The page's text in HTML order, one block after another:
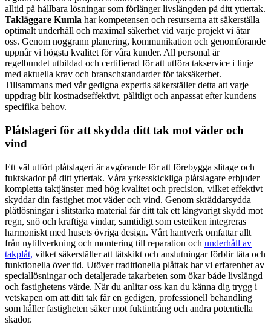
alltid på hållbara lösningar som förlänger livslängden på ditt yttertak.
Takläggare Kumla har kompetensen och resurserna att säkerställa
optimalt underhåll och maximal säkerhet vid varje projekt vi åtar
oss. Genom noggrann planering, kommunikation och genomförande
uppnår vi högsta kvalitet för våra kunder. All personal är
regelbundet utbildad och certifierad för att utföra takservice i linje
med aktuella krav och branschstandarder för taksäkerhet.
Tillsammans med vår gedigna expertis säkerställer detta att varje
uppdrag blir kostnadseffektivt, pålitligt och anpassat efter kundens
specifika behov.
Plåtslageri för att skydda ditt tak mot väder och
vind
Ett väl utfört plåtslageri är avgörande för att förebygga slitage och
fuktskador på ditt yttertak. Våra yrkesskickliga plåtslagare erbjuder
kompletta taktjänster med hög kvalitet och precision, vilket effektivt
skyddar din fastighet mot väder och vind. Genom skräddarsydda
plåtlösningar i slitstarka material får ditt tak ett långvarigt skydd mot
regn, snö och kraftiga vindar, samtidigt som estetiken integreras
harmoniskt med husets övriga design. Vårt hantverk omfattar allt
från nytillverkning och montering till reparation och underhåll av
takplåt, vilket säkerställer att tätskikt och anslutningar förblir täta och
funktionella över tid. Utöver traditionella plåttak har vi erfarenhet av
speciallösningar och detaljerade takarbeten som ökar både livslängd
och fastighetens värde. När du anlitar oss kan du känna dig trygg i
vetskapen om att ditt tak får en gedigen, professionell behandling
som håller fastigheten säker mot fuktintrång och andra potentiella
skador.